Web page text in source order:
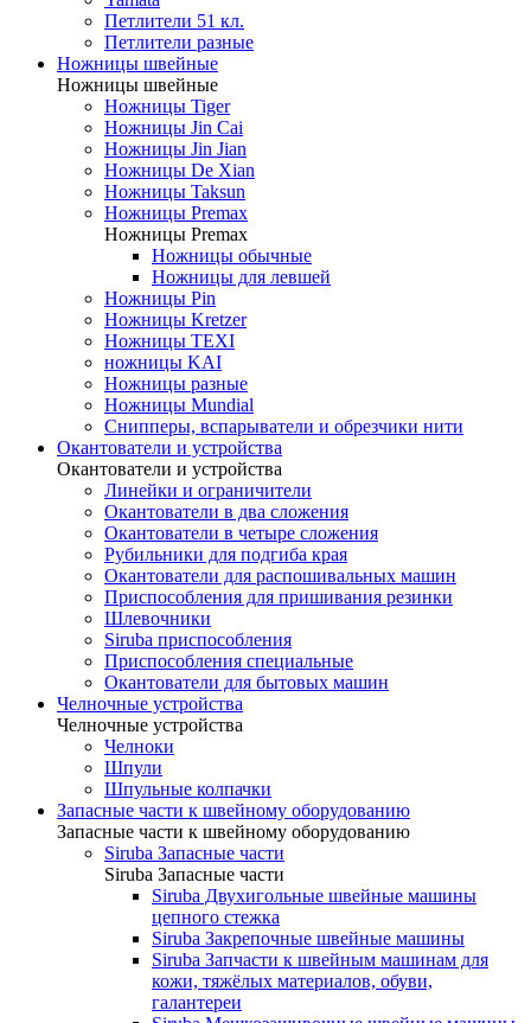
Петлители 51 кл.
Петлители разные
Ножницы швейные
Ножницы швейные
Ножницы Tiger
Ножницы Jin Cai
Ножницы Jin Jian
Ножницы De Xian
Ножницы Taksun
Ножницы Premax
Ножницы Premax
Ножницы обычные
Ножницы для левшей
Ножницы Pin
Ножницы Kretzer
Ножницы TEXI
ножницы KAI
Ножницы разные
Ножницы Mundial
Снипперы, вспарыватели и обрезчики нити
Окантователи и устройства
Окантователи и устройства
Линейки и ограничители
Окантователи в два сложения
Окантователи в четыре сложения
Рубильники для подгиба края
Окантователи для распошивальных машин
Приспособления для пришивания резинки
Шлевочники
Siruba приспособления
Приспособления специальные
Окантователи для бытовых машин
Челночные устройства
Челночные устройства
Челноки
Шпули
Шпульные колпачки
Запасные части к швейному оборудованию
Запасные части к швейному оборудованию
Siruba Запасные части
Siruba Запасные части
Siruba Двухигольные швейные машины
цепного стежка
Siruba Закрепочные швейные машины
Siruba Запчасти к швейным машинам для
кожи, тяжёлых материалов, обуви,
галантереи